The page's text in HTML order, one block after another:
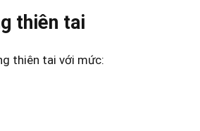
thiên tai
thiên tai với mức: